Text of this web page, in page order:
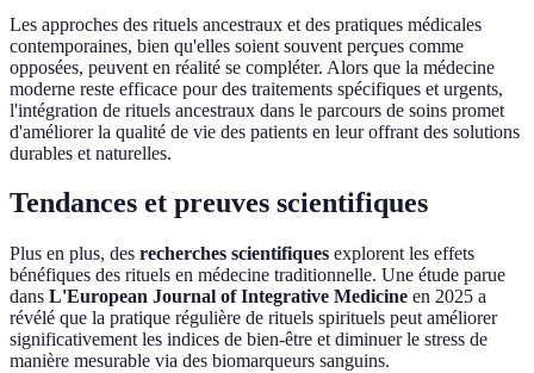
Les approches des rituels ancestraux et des pratiques médicales
contemporaines, bien qu'elles soient souvent perçues comme
opposées, peuvent en réalité se compléter. Alors que la médecine
moderne reste efficace pour des traitements spécifiques et urgents,
l'intégration de rituels ancestraux dans le parcours de soins promet
d'améliorer la qualité de vie des patients en leur offrant des solutions
durables et naturelles.
Tendances et preuves scientifiques
Plus en plus, des recherches scientifiques explorent les effets
bénéfiques des rituels en médecine traditionnelle. Une étude parue
dans L'European Journal of Integrative Medicine en 2025 a
révélé que la pratique régulière de rituels spirituels peut améliorer
significativement les indices de bien-être et diminuer le stress de
manière mesurable via des biomarqueurs sanguins.